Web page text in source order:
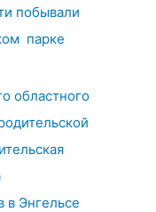
побывали
парке
областного
в Энгельсе